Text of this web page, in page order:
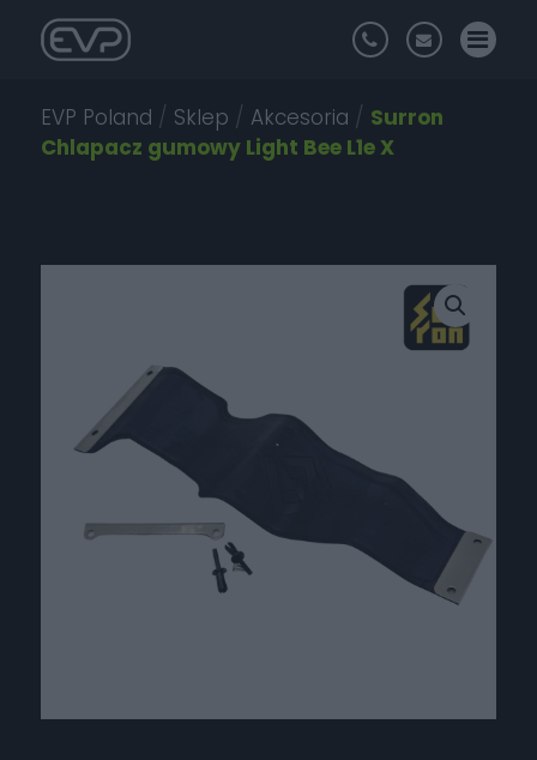
EVP Poland / Sklep / Akcesoria / Surron
Chlapacz gumowy Light Bee L1e X